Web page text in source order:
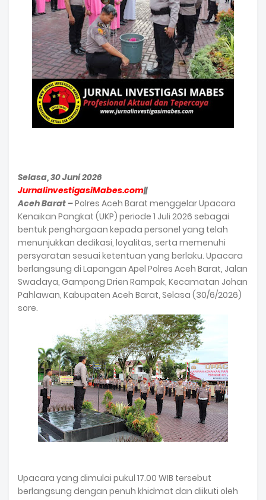
Selasa, 30 Juni 2026
JurnalinvestigasiMabes.com||
Aceh Barat –Polres Aceh Barat menggelar Upacara
Kenaikan Pangkat (UKP) periode 1 Juli 2026 sebagai
bentuk penghargaan kepada personel yang telah
menunjukkan dedikasi, loyalitas, serta memenuhi
persyaratan sesuai ketentuan yang berlaku. Upacara
berlangsung di Lapangan Apel Polres Aceh Barat, Jalan
Swadaya, Gampong Drien Rampak, Kecamatan Johan
Pahlawan, Kabupaten Aceh Barat, Selasa (30/6/2026)
sore.
Upacara yang dimulai pukul 17.00 WIB tersebut
berlangsung dengan penuh khidmat dan diikuti oleh